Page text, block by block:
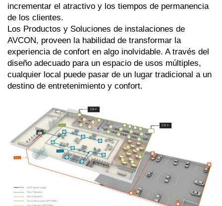
incrementar el atractivo y los tiempos de permanencia
de los clientes.
Los Productos y Soluciones de instalaciones de
AVCON, proveen la habilidad de transformar la
experiencia de confort en algo inolvidable. A través del
diseño adecuado para un espacio de usos múltiples,
cualquier local puede pasar de un lugar tradicional a un
destino de entretenimiento y confort.